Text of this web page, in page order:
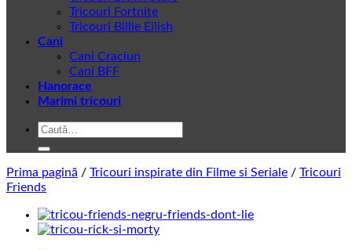
Tricouri Fortnite
Tricouri Billie Eilish
Cani
Cani Craciun
Cani BFF
Hanorace
Marimi tricouri
Caută
Prima pagină / Tricouri inspirate din Filme si Seriale / Tricouri
Friends